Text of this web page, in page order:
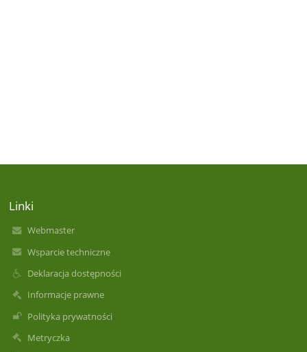
Linki
Webmaster
Wsparcie techniczne
Deklaracja dostępności
Informacje prawne
Polityka prywatności
Metryczka